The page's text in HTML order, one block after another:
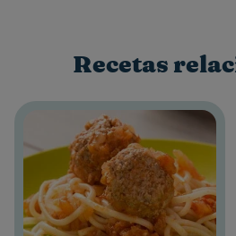
Recetas